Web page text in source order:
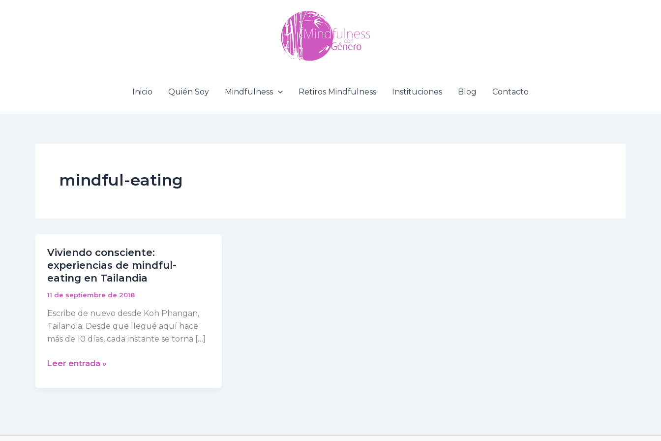
Inicio Quién Soy Mindfulness Retiros Mindfulness Instituciones Blog Contacto
mindful-eating
Viviendo consciente:
experiencias de mindful-
eating en Tailandia
11 de septiembre de 2018
Escribo de nuevo desde Koh Phangan,
Tailandia. Desde que llegué aquí hace
más de 10 días, cada instante se torna […]
Viviendo
consciente:
experiencias
eating
en
Tailandia
Leer entrada »